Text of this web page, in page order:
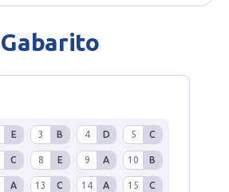
Gabarito
E 3 B 4 D 5 C
C 8 E 9 A 10 B
A 13 C 14 A 15 C